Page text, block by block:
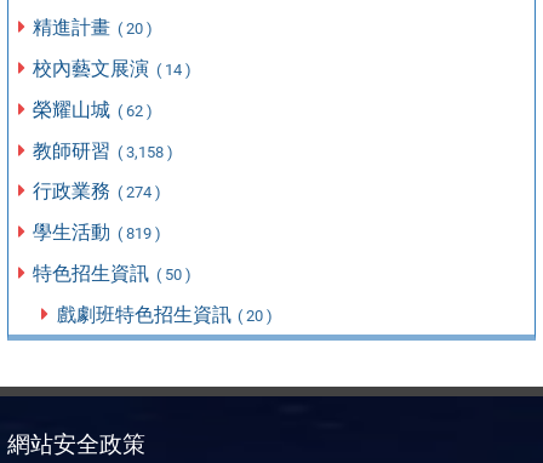
精進計畫 ( 20 )
校內藝文展演 ( 14 )
榮耀山城 ( 62 )
教師研習 ( 3,158 )
行政業務 ( 274 )
學生活動 ( 819 )
特色招生資訊 ( 50 )
戲劇班特色招生資訊 ( 20 )
網站安全政策